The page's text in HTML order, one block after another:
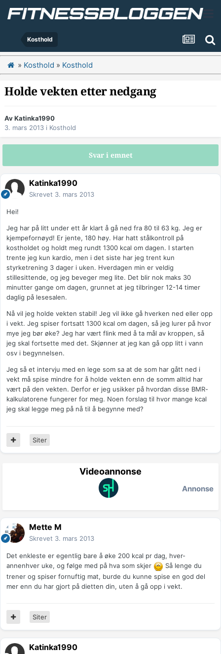
Kosthold
» Kosthold » Kosthold
Holde vekten etter nedgang
AvKatinka1990
3. mars 2013 i Kosthold
Svar i emnet
Katinka1990
Skrevet 3. mars 2013
Hei!
Jeg har på litt under ett år klart å gå ned fra 80 til 63 kg. Jeg er
kjempefornøyd! Er jente, 180 høy. Har hatt stålkontroll på
kostholdet og holdt meg rundt 1300 kcal om dagen. I starten
trente jeg kun kardio, men i det siste har jeg trent kun
styrketrening 3 dager i uken. Hverdagen min er veldig
stillesittende, og jeg beveger meg lite. Det blir nok maks 30
minutter gange om dagen, grunnet at jeg tilbringer 12-14 timer
daglig på lesesalen.
Nå vil jeg holde vekten stabil! Jeg vil ikke gå hverken ned eller opp
i vekt. Jeg spiser fortsatt 1300 kcal om dagen, så jeg lurer på hvor
mye jeg bør øke? Jeg har vært flink med å ta mål av kroppen, så
jeg skal fortsette med det. Skjønner at jeg kan gå opp litt i vann
osv i begynnelsen.
Jeg så et intervju med en lege som sa at de som har gått ned i
vekt må spise mindre for å holde vekten enn de somm alltid har
vært på den vekten. Derfor er jeg usikker på hvordan disse BMR-
kalkulatorene fungerer for meg. Noen forslag til hvor mange kcal
jeg skal legge meg på nå til å begynne med?
Siter
Videoannonse
Annonse
Mette M
Skrevet 3. mars 2013
Det enkleste er egentlig bare å øke 200 kcal pr dag, hver-
annenhver uke, og følge med på hva som skjer
Så lenge du
trener og spiser fornuftig mat, burde du kunne spise en god del
mer enn du har gjort på dietten din, uten å gå opp i vekt.
Siter
Katinka1990